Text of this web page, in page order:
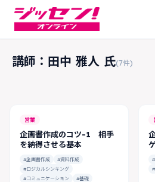
講師：田中 雅人 氏(7件)
営業
企画書作成のコツ-1 相手
を納得させる基本
#企画書作成
#資料作成
#ロジカルシンキング
#コミュニケーション
#基礎